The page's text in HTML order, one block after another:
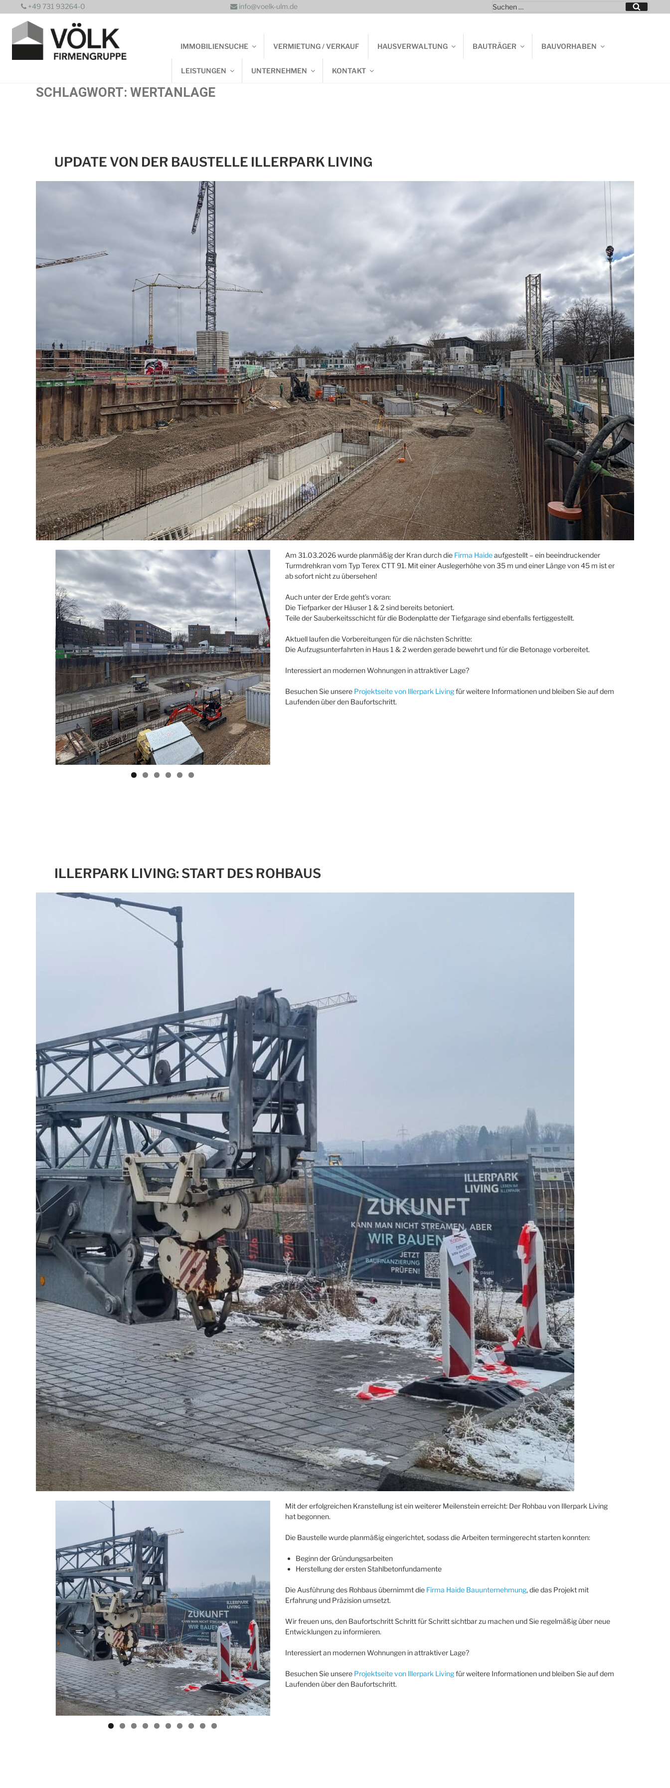
Inhalt
springen
+49 731 93264-0 info@voelk-ulm.de
Suchen
nach:
Suchen
IMMOBILIENSUCHE VERMIETUNG / VERKAUF HAUSVERWALTUNG BAUTRÄGER BAUVORHABEN
LEISTUNGEN UNTERNEHMEN KONTAKT
SCHLAGWORT: WERTANLAGE
UPDATE VON DER BAUSTELLE ILLERPARK LIVING
Am 31.03.2026 wurde planmäßig der Kran durch die Firma Haideaufgestellt – ein beeindruckender
Turmdrehkran vom Typ Terex CTT 91. Mit einer Auslegerhöhe von 35 m und einer Länge von 45 m ist er
ab sofort nicht zu übersehen!
Auch unter der Erde geht’s voran:
Die Tiefparker der Häuser 1 & 2 sind bereits betoniert.
Teile der Sauberkeitsschicht für die Bodenplatte der Tiefgarage sind ebenfalls fertiggestellt.
Aktuell laufen die Vorbereitungen für die nächsten Schritte:
Die Aufzugsunterfahrten in Haus 1 & 2 werden gerade bewehrt und für die Betonage vorbereitet.
Interessiert an modernen Wohnungen in attraktiver Lage?
Besuchen Sie unsere Projektseite von Illerpark Livingfür weitere Informationen und bleiben Sie auf dem
Laufenden über den Baufortschritt.
ILLERPARK LIVING: START DES ROHBAUS
Mit der erfolgreichen Kranstellung ist ein weiterer Meilenstein erreicht: Der Rohbau von Illerpark Living
hat begonnen.
Die Baustelle wurde planmäßig eingerichtet, sodass die Arbeiten termingerecht starten konnten:
Beginn der Gründungsarbeiten
Herstellung der ersten Stahlbetonfundamente
Die Ausführung des Rohbaus übernimmt die Firma Haide Bauunternehmung, die das Projekt mit
Erfahrung und Präzision umsetzt.
Wir freuen uns, den Baufortschritt Schritt für Schritt sichtbar zu machen und Sie regelmäßig über neue
Entwicklungen zu informieren.
Interessiert an modernen Wohnungen in attraktiver Lage?
Besuchen Sie unsere Projektseite von Illerpark Livingfür weitere Informationen und bleiben Sie auf dem
Laufenden über den Baufortschritt.